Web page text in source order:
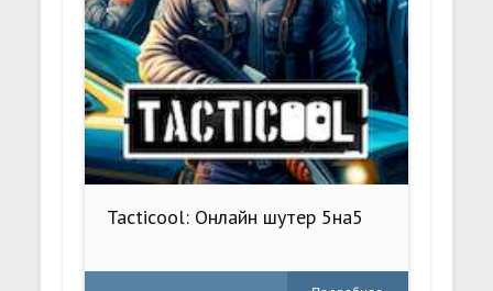
Tacticool: Онлайн шутер 5на5